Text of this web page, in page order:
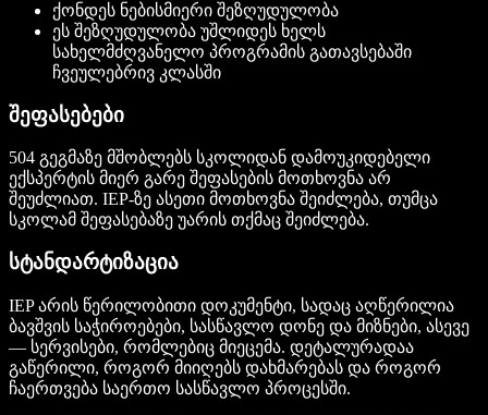
ქონდეს ნებისმიერი შეზღუდულობა
ეს შეზღუდულობა უშლიდეს ხელს
სახელმძღვანელო პროგრამის გათავსებაში
ჩვეულებრივ კლასში
შეფასებები
504 გეგმაზე მშობლებს სკოლიდან დამოუკიდებელი
ექსპერტის მიერ გარე შეფასების მოთხოვნა არ
შეუძლიათ. IEP-ზე ასეთი მოთხოვნა შეიძლება, თუმცა
სკოლამ შეფასებაზე უარის თქმაც შეიძლება.
სტანდარტიზაცია
IEP არის წერილობითი დოკუმენტი, სადაც აღწერილია
ბავშვის საჭიროებები, სასწავლო დონე და მიზნები, ასევე
— სერვისები, რომლებიც მიეცემა. დეტალურადაა
გაწერილი, როგორ მიიღებს დახმარებას და როგორ
ჩაერთვება საერთო სასწავლო პროცესში.